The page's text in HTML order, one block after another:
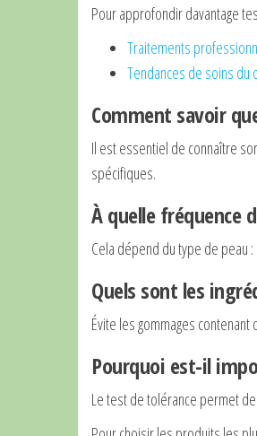
Pour approfondir davantage
Traitements
Tendances de soins du
Comment savoir
Il est essentiel de connaître
spécifiques.
À quelle fréquence
Cela dépend du type de peau
Quels sont les
Évite les gommages
Pourquoi est-il
Le test de tolérance permet